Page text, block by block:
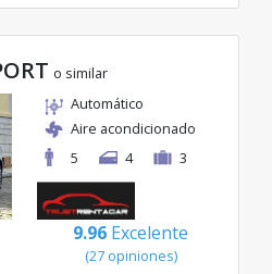
o similar
Automático
Aire acondicionado
5
4 3
9.96 Excelente
(27 opiniones)